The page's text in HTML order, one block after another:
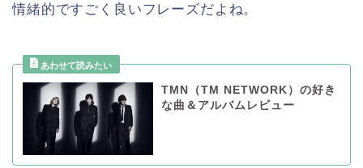
情緒的ですごく良いフレーズだよね。
TMN（TM NETWORK）の好き
な曲＆アルバムレビュー